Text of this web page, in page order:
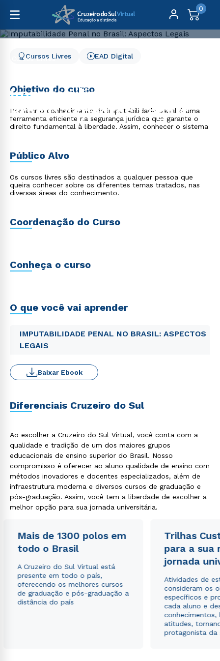
0
Cursos Livres
Imputabilidade Penal no
Brasil: Aspectos Legais
Cursos Livres EAD Digital
Objetivo do curso
Dominar o conhecimento da imputabilidade penal é uma
ferramenta eficiente na segurança jurídica que garante o
direito fundamental à liberdade. Assim, conhecer o sistema
Público Alvo
Os cursos livres são destinados a qualquer pessoa que
queira conhecer sobre os diferentes temas tratados, nas
diversas áreas do conhecimento.
Coordenação do Curso
Conheça o curso
O que você vai aprender
IMPUTABILIDADE PENAL NO BRASIL: ASPECTOS
LEGAIS
Baixar Ebook
Diferenciais Cruzeiro do Sul
Ao escolher a Cruzeiro do Sul Virtual, você conta com a
qualidade e tradição de um dos maiores grupos
educacionais de ensino superior do Brasil. Nosso
compromisso é oferecer ao aluno qualidade de ensino com
métodos inovadores e docentes especializados, além de
infraestrutura moderna e diversos cursos de graduação e
pós-graduação. Assim, você tem a liberdade de escolher a
melhor opção para sua jornada universitária.
Mais de 1300 polos em
todo o Brasil
A Cruzeiro do Sul Virtual está
presente em todo o país,
oferecendo os melhores cursos
de graduação e pós-graduação a
distância do país
Trilhas
para a sua
jornada
Atividades de
consideram os
específicos e
cada aluno e
conhecimentos,
atitudes,
protagonista da